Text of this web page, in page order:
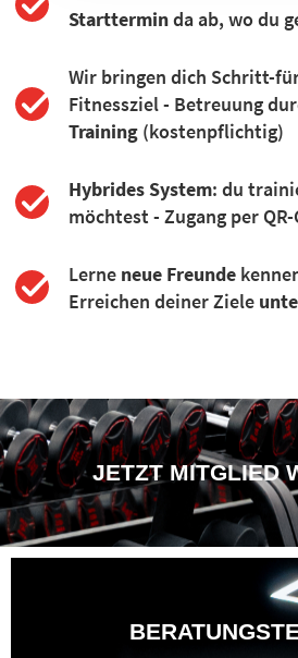
Startterminda ab, wo du
Wir bringen dich Schritt-
Fitnessziel - Betreuung
Training (kostenpflichtig)
Hybrides System: du
möchtest - Zugang per QR-
Lerne neue Freunde
Erreichen deiner Ziele
JETZT MITGLIED